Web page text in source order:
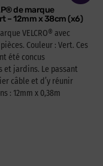
de marque
– 12mm x 38cm (x6)
VELCRO® avec
Couleur : Vert. Ces
été concus
et jardins. Le passant
câble et d’y réunir
: 12mm x 0,38m